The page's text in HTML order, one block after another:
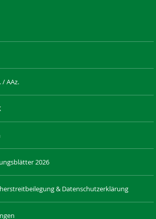
/ AAz.
2026
& Datenschutzerklärung